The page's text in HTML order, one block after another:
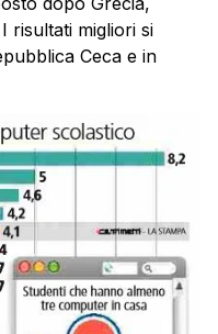
risultati migliori si
Ceca e in